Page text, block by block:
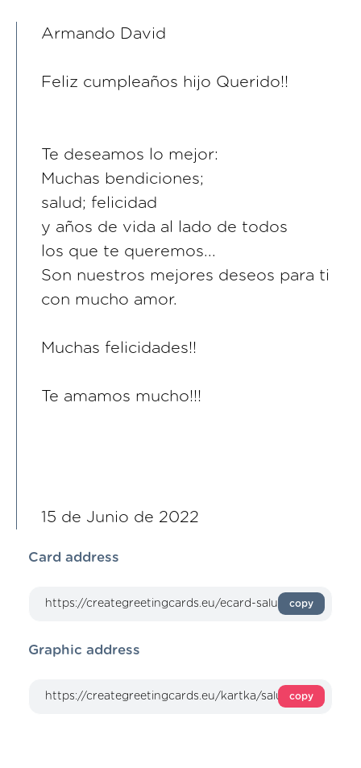
Armando David
Feliz cumpleaños hijo Querido!!
Te deseamos lo mejor:
Muchas bendiciones;
salud; felicidad
y años de vida al lado de todos
los que te queremos...
Son nuestros mejores deseos para ti
con mucho amor.
Muchas felicidades!!
Te amamos mucho!!!
15 de Junio de 2022
Card address
copy
Graphic address
copy